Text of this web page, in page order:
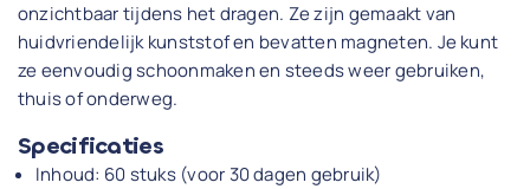
onzichtbaar tijdens het dragen. Ze zijn gemaakt van
huidvriendelijk kunststof en bevatten magneten. Je kunt
ze eenvoudig schoonmaken en steeds weer gebruiken,
thuis of onderweg.
Specificaties
Inhoud: 60 stuks (voor 30 dagen gebruik)